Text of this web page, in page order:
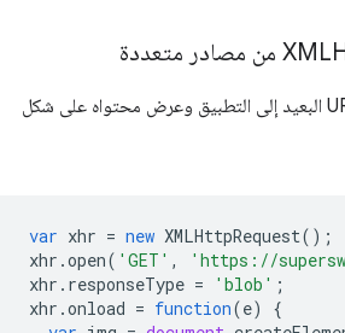
يمكنك استرجاع عنوان URL البعيد إلى التطبيق وعرض محتواه على شكل
var xhr = new XMLHttpRequest();
xhr .open( 'GET' ,
'https://
xhr . responseType = 'blob' ;
xhr .onload = function(e)
{